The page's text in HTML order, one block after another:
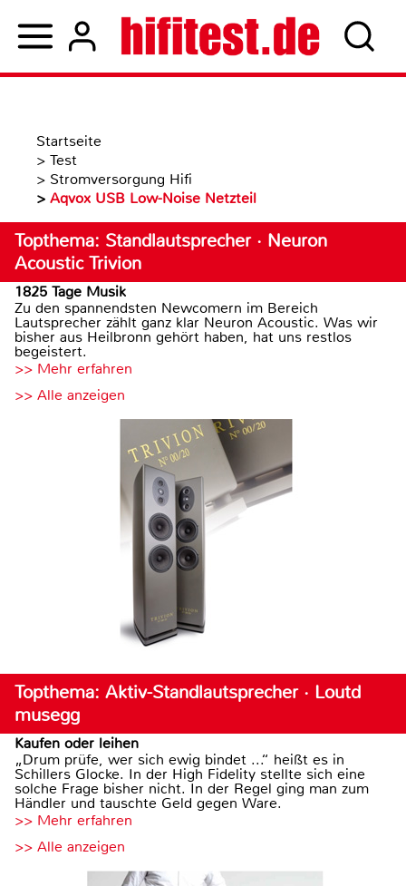
Startseite
> Test
> Stromversorgung Hifi
> Aqvox USB Low-Noise Netzteil
Topthema: Standlautsprecher · Neuron
Acoustic Trivion
1825 Tage Musik
Zu den spannendsten Newcomern im Bereich
Lautsprecher zählt ganz klar Neuron Acoustic. Was wir
bisher aus Heilbronn gehört haben, hat uns restlos
begeistert.
>> Mehr erfahren
>> Alle anzeigen
Topthema: Aktiv-Standlautsprecher · Loutd
musegg
Kaufen oder leihen
„Drum prüfe, wer sich ewig bindet ...“ heißt es in
Schillers Glocke. In der High Fidelity stellte sich eine
solche Frage bisher nicht. In der Regel ging man zum
Händler und tauschte Geld gegen Ware.
>> Mehr erfahren
>> Alle anzeigen